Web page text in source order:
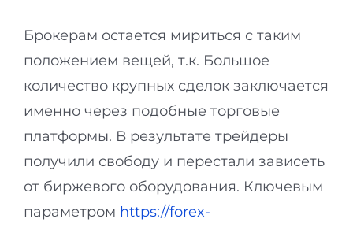
Брокерам остается мириться с таким
положением вещей, т.к. Большое
количество крупных сделок заключается
именно через подобные торговые
платформы. В результате трейдеры
получили свободу и перестали зависеть
от биржевого оборудования. Ключевым
параметром https://forex-